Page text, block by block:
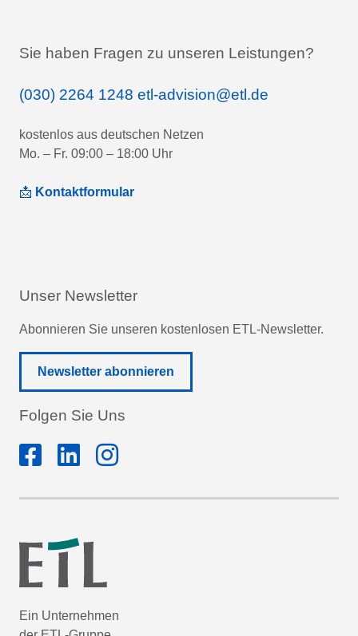
Sie haben Fragen zu unseren Leistungen?
(030) 2264 1248 etl-advision@etl.de
kostenlos aus deutschen Netzen
Mo. – Fr. 09:00 – 18:00 Uhr
📩 Kontaktformular
Unser Newsletter
Abonnieren Sie unseren kostenlosen ETL-Newsletter.
Newsletter abonnieren
Folgen Sie Uns
Ein Unternehmen